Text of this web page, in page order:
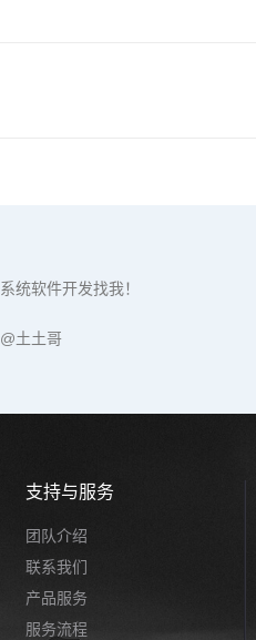
系统软件开发找我！
@土土哥
支持与服务
团队介绍
联系我们
产品服务
服务流程